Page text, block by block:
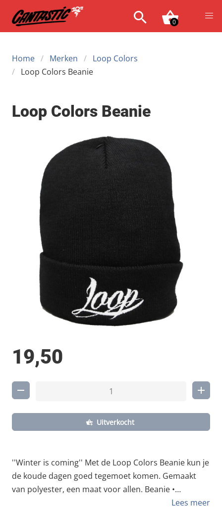
0
Home Merken
Loop Colors
Loop Colors Beanie
Loop Colors Beanie
19,50
Uitverkocht
''Winter is coming'' Met de Loop Colors Beanie kun je
de koude dagen goed tegemoet komen. Gemaakt
van polyester, een maat voor allen. Beanie •
Gemaakt van polyester. • Geborduurd logo op de
Lees meer